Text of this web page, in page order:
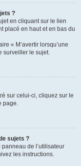
?
en cliquant sur le lien
placé en haut et en bas du
« M’avertir lorsqu’une
surveiller le sujet.
sur celui-ci, cliquez sur le
page.
sujets ?
de l’utilisateur
les instructions.